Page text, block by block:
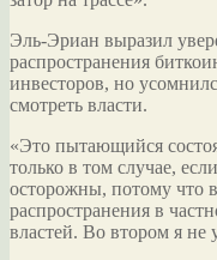
Эль-Эриан выразил
распространения
инвесторов, но
смотреть власти.
«Это пытающийся
только в том случае,
осторожны, потому что
распространения в
властей. Во втором я не